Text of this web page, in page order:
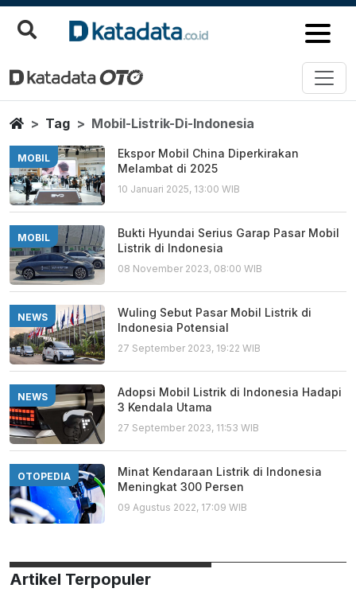
Mobil Listrik Di Indonesia
Berita Terbaru
HomeTag Mobil-Listrik-Di-Indonesia
MOBIL
Ekspor Mobil China Diperkirakan
Melambat di 2025
10 Januari 2025, 13:00 WIB
MOBIL
Bukti Hyundai Serius Garap Pasar Mobil
Listrik di Indonesia
08 November 2023, 08:00 WIB
NEWS
Wuling Sebut Pasar Mobil Listrik di
Indonesia Potensial
27 September 2023, 19:22 WIB
NEWS
Adopsi Mobil Listrik di Indonesia Hadapi
3 Kendala Utama
27 September 2023, 11:53 WIB
OTOPEDIA
Minat Kendaraan Listrik di Indonesia
Meningkat 300 Persen
09 Agustus 2022, 17:09 WIB
Artikel Terpopuler